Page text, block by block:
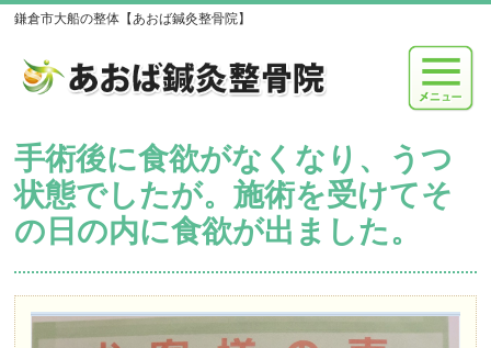
鎌倉市大船の整体【あおば鍼灸整骨院】
手術後に食欲がなくなり、うつ
状態でしたが。施術を受けてそ
の日の内に食欲が出ました。